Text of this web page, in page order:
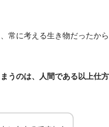
常に考える生き物だったから
うのは、人間である以上仕方